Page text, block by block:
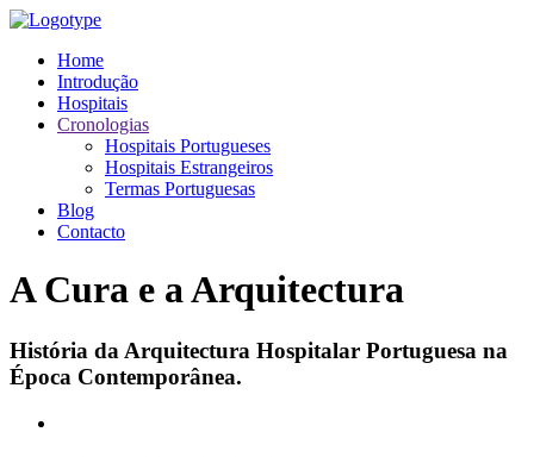
Home
Introdução
Hospitais
Cronologias
Hospitais Portugueses
Hospitais Estrangeiros
Termas Portuguesas
Blog
Contacto
A Cura e a Arquitectura
História da Arquitectura Hospitalar Portuguesa na
Época Contemporânea.